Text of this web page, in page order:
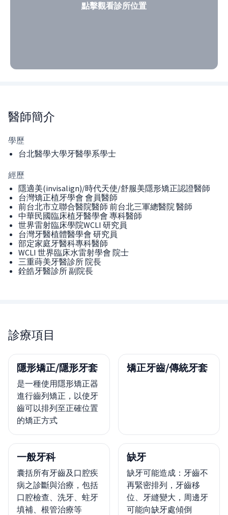
點擊觀看診所位置
醫師簡介
學歷
台北醫學大學牙醫學系學士
經歷
隱適美(invisalign)/時代天使/舒服美隱形矯正認證醫師
台灣矯正植牙學會 會員醫師
前台北市立聯合醫院醫師 前台北三軍總醫院 醫師
中華民國臨床植牙醫學會 專科醫師
世界雷射臨床學院WCLI 研究員
台灣牙醫植體醫學會 研究員
部定家庭牙醫科專科醫師
WCLI 世界臨床水雷射學會 院士
三重蒔美牙醫診所 院長
銓皓牙醫診所 副院長
診療項目
隱形矯正/隱形牙套
是一種使用隱形矯正器
進行齒列矯正，以使牙
齒可以排列至正確位置
的矯正方式
矯正牙齒/傳統牙套
一般牙科
囊括所有牙齒及口腔疾
病之診斷與治療，包括
口腔檢查、洗牙、蛀牙
填補、根管治療等
缺牙
缺牙可能造成：牙齒不
再緊密排列，牙齒移
位、牙縫變大，周邊牙
可能向缺牙處傾倒